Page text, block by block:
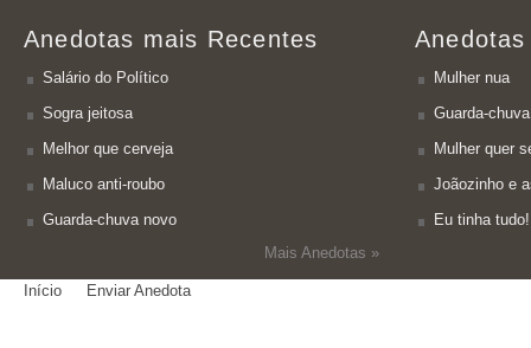
Anedotas mais Recentes
Salário do Político
Sogra jeitosa
Melhor que cerveja
Maluco anti-roubo
Guarda-chuva novo
Mais Anedotas »
Mulher nua
Guarda-
Mulher quer
Joãozinho e
Eu tinha tudo!
Início Enviar Anedota